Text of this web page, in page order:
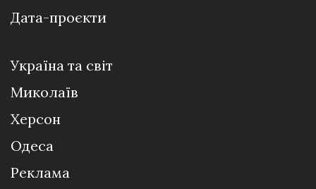
Дата-проєкти
Україна та світ
Миколаїв
Херсон
Одеса
Реклама